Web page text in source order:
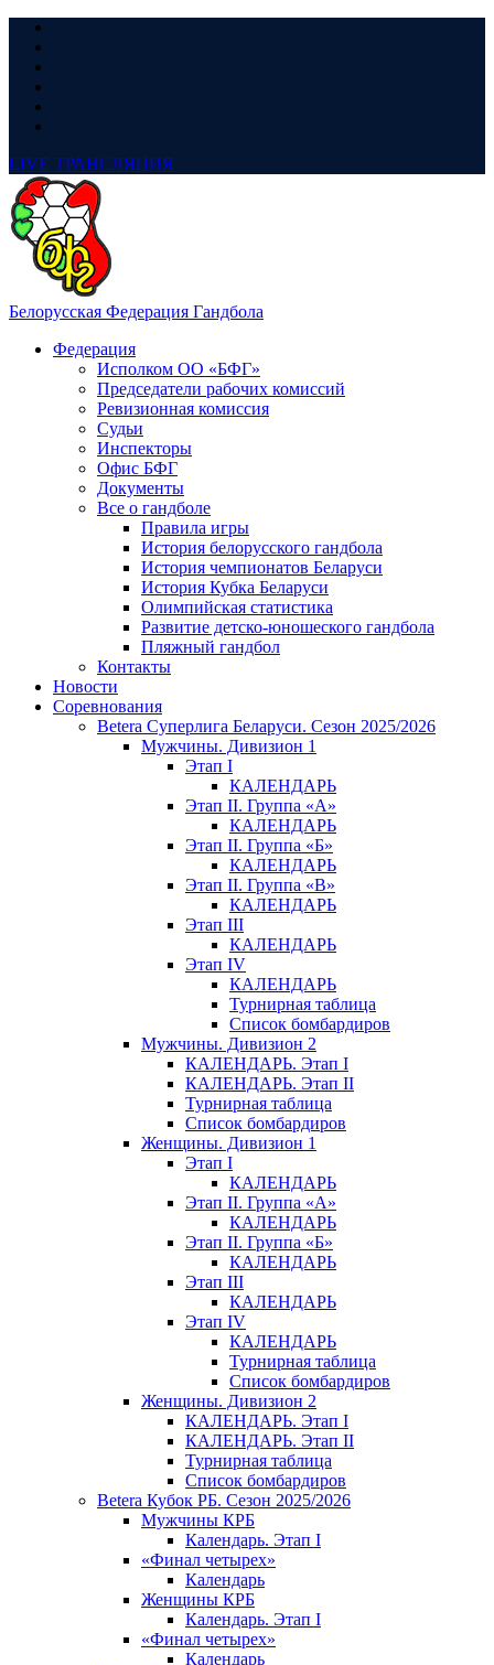
LIVE ТРАНСЛЯЦИЯ
Белорусская Федерация Гандбола
Федерация
Исполком ОО «БФГ»
Председатели рабочих комиссий
Ревизионная комиссия
Судьи
Инспекторы
Офис БФГ
Документы
Все о гандболе
Правила игры
История белорусского гандбола
История чемпионатов Беларуси
История Кубка Беларуси
Олимпийская статистика
Развитие детско-юношеского гандбола
Пляжный гандбол
Контакты
Новости
Соревнования
Betera Суперлига Беларуси. Сезон 2025/2026
Мужчины. Дивизион 1
Этап I
КАЛЕНДАРЬ
Этап II. Группа «А»
КАЛЕНДАРЬ
Этап II. Группа «Б»
КАЛЕНДАРЬ
Этап II. Группа «В»
КАЛЕНДАРЬ
Этап III
КАЛЕНДАРЬ
Этап IV
КАЛЕНДАРЬ
Турнирная таблица
Список бомбардиров
Мужчины. Дивизион 2
КАЛЕНДАРЬ. Этап I
КАЛЕНДАРЬ. Этап II
Турнирная таблица
Список бомбардиров
Женщины. Дивизион 1
Этап I
КАЛЕНДАРЬ
Этап II. Группа «А»
КАЛЕНДАРЬ
Этап II. Группа «Б»
КАЛЕНДАРЬ
Этап III
КАЛЕНДАРЬ
Этап IV
КАЛЕНДАРЬ
Турнирная таблица
Список бомбардиров
Женщины. Дивизион 2
КАЛЕНДАРЬ. Этап I
КАЛЕНДАРЬ. Этап II
Турнирная таблица
Список бомбардиров
Betera Кубок РБ. Сезон 2025/2026
Мужчины КРБ
Календарь. Этап I
«Финал четырех»
Календарь
Женщины КРБ
Календарь. Этап I
«Финал четырех»
Календарь